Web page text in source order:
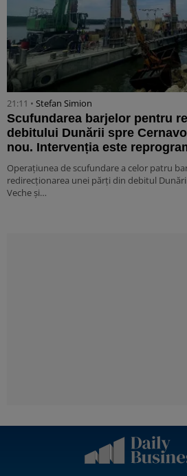
21:11 • Stefan Simion
Scufundarea barjelor pentru
debitului Dunării spre
nou. Intervenția este
Operațiunea de scufundare a celor patru
redirecționarea unei părți din debitul
Veche și…